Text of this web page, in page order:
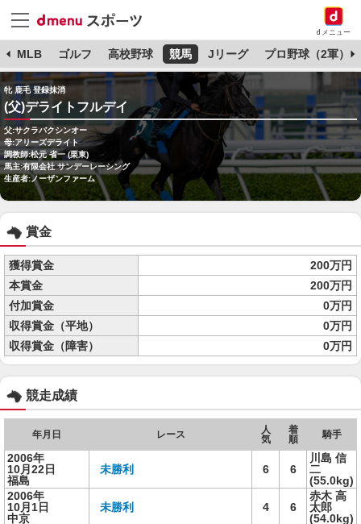
dメニュー
MLB ゴルフ 高校野球 競馬 Jリーグ プロ野球（2軍）
牝 鹿毛 登録抹消
(父)デライトフルデイ
父:サクラバクシンオー
母:アリーズデライト
調教師:松元 省一 (栗東)
馬主:有限会社 サンデーレーシング
生産者:ノーザンファーム
賞金
獲得賞金
200万円
本賞金
200万円
付加賞金
0万円
収得賞金（平地）
0万円
収得賞金（障害）
0万円
競走成績
年月日 レース
人
気
着
順
騎手
2006年
10月22日
福島
未勝利 6 6
川島 信
二
(55.0kg)
2006年
10月1日
中京
未勝利 4 6
赤木 高
太郎
(54.0kg)